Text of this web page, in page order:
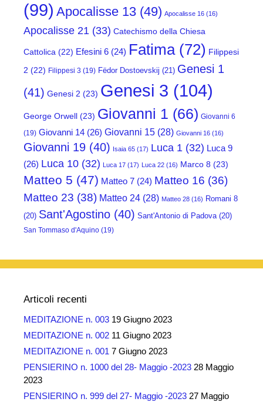
(99) Apocalisse 13 (49) Apocalisse 16 (16)
Apocalisse 21 (33) Catechismo della Chiesa
Cattolica (22) Efesini 6 (24) Fatima(72) Filippesi
2 (22) Filippesi 3 (19) Fëdor Dostoevskij (21) Genesi 1
(41) Genesi 2 (23) Genesi 3 (104)
George Orwell (23) Giovanni 1 (66) Giovanni 6
(19) Giovanni 14 (26) Giovanni 15 (28) Giovanni 16 (16)
Giovanni 19 (40) Isaia 65 (17) Luca 1 (32) Luca 9
(26) Luca 10 (32) Luca 17 (17) Luca 22 (16) Marco 8 (23)
Matteo 5 (47) Matteo 7 (24) Matteo 16 (36)
Matteo 23 (38) Matteo 24 (28) Matteo 28 (16) Romani 8
(20) Sant'Agostino (40) Sant'Antonio di Padova(20)
San Tommaso d'Aquino (19)
Articoli recenti
MEDITAZIONE n. 003 19 Giugno 2023
MEDITAZIONE n. 002 11 Giugno 2023
MEDITAZIONE n. 001 7 Giugno 2023
PENSIERINO n. 1000 del 28- Maggio -2023 28 Maggio
2023
PENSIERINO n. 999 del 27- Maggio -2023 27 Maggio